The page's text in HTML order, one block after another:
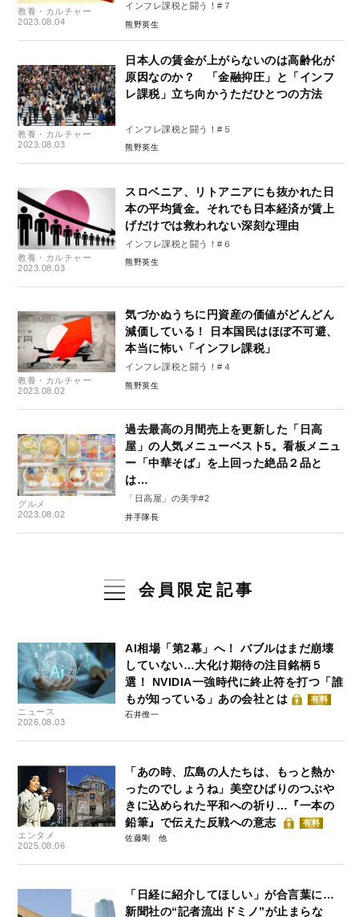
教養・カルチャー
2023.08.04
インフレ課税と闘う！#７
熊野英生
教養・カルチャー
2023.08.03
日本人の賃金が上がらないのは高齢化が
原因なのか？ 「金融抑圧」と「インフ
レ課税」立ち向かうただひとつの方法
インフレ課税と闘う！#５
熊野英生
教養・カルチャー
2023.08.03
スロベニア、リトアニアにも抜かれた日
本の平均賃金。それでも日本経済が賃上
げだけでは救われない深刻な理由
インフレ課税と闘う！#６
熊野英生
教養・カルチャー
2023.08.02
気づかぬうちに円資産の価値がどんどん
減価している！ 日本国民はほぼ不可避、
本当に怖い「インフレ課税」
インフレ課税と闘う！#４
熊野英生
グルメ
2023.08.02
過去最高の月間売上を更新した「日高
屋」の人気メニューベスト5。看板メニュ
ー「中華そば」を上回った絶品２品と
は…
「日高屋」の美学#2
井手隊長
会員限定記事
ニュース
2026.08.03
AI相場「第2幕」へ！ バブルはまだ崩壊
していない…大化け期待の注目銘柄５
選！ NVIDIA一強時代に終止符を打つ「誰
もが知っている」あの会社とは
有料
石井僚一
エンタメ
2025.08.06
「あの時、広島の人たちは、もっと熱か
ったのでしょうね」美空ひばりのつぶや
きに込められた平和への祈り…『一本の
鉛筆』で伝えた反戦への意志
有料
佐藤剛
「日経に紹介してほしい」が合言葉に…
新聞社の“記者流出ドミノ”が止まらな